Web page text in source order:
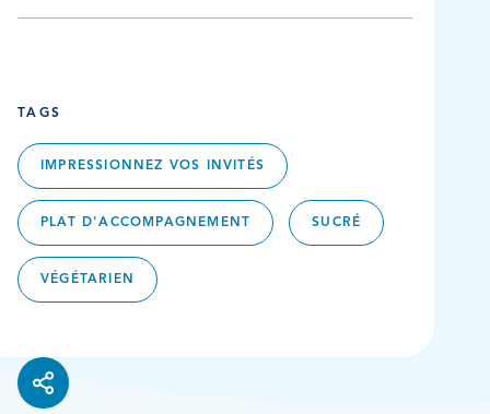
TAGS
IMPRESSIONNEZ VOS INVITÉS
PLAT D'ACCOMPAGNEMENT SUCRÉ
VÉGÉTARIEN